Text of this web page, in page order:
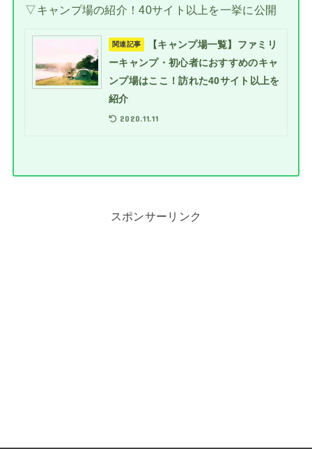
▽キャンプ場の紹介！40サイト以上を一挙に公開
関連記事
【キャンプ場一覧】ファミリ
ーキャンプ・初心者におすすめのキャ
ンプ場はここ！訪れた40サイト以上を
紹介
2020.11.11
スポンサーリンク